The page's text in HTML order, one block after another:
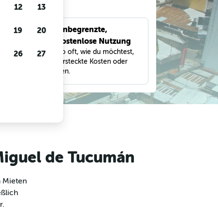
Unbegrenzte,
kostenlose Nutzung
Suche so oft, wie du möchtest,
ohne versteckte Kosten oder
Gebühren.
de Tucumán
Mieten
12 13
19 20
26 27